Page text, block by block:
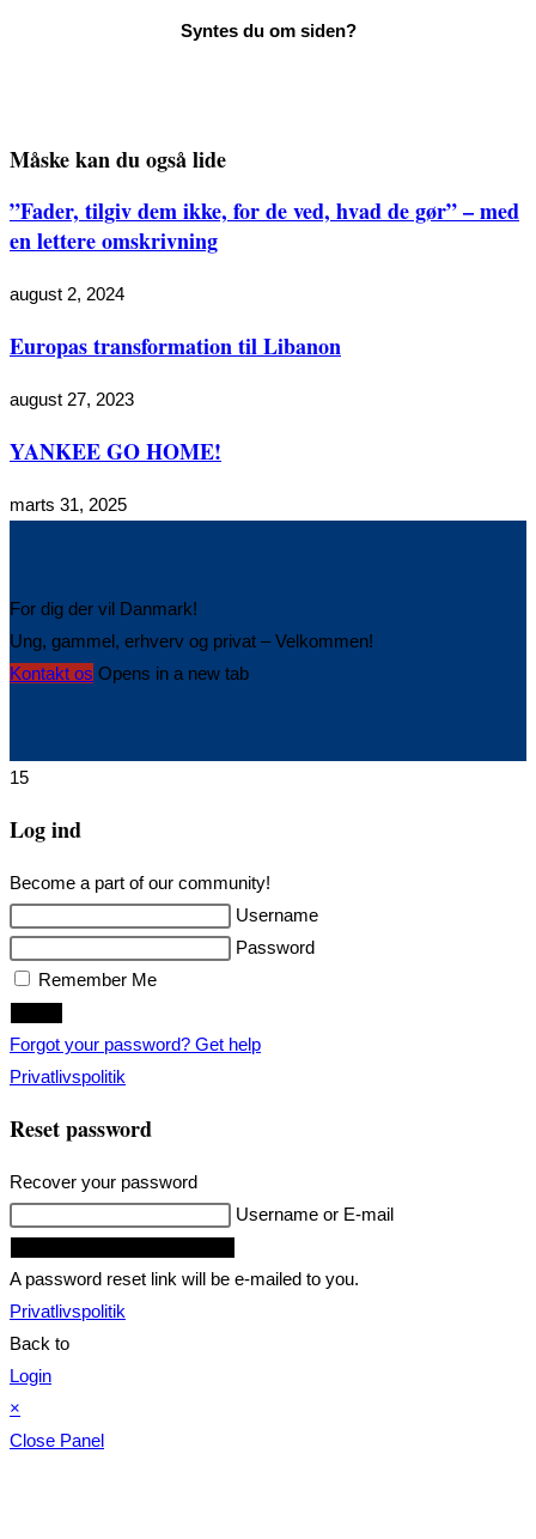
Måske kan du også lide
”Fader, tilgiv dem ikke, for de ved, hvad de gør” – med
en lettere omskrivning
august 2, 2024
Europas transformation til Libanon
august 27, 2023
YANKEE GO HOME!
marts 31, 2025
For dig der vil Danmark!
Ung, gammel, erhverv og privat – Velkommen!
Kontakt os Opens in a new tab
15
Log ind
Become a part of our community!
Username
Password
Remember Me
Forgot your password? Get help
Privatlivspolitik
Reset password
Recover your password
Username or E-mail
A password reset link will be e-mailed to you.
Privatlivspolitik
Back to
Login
×
Close Panel